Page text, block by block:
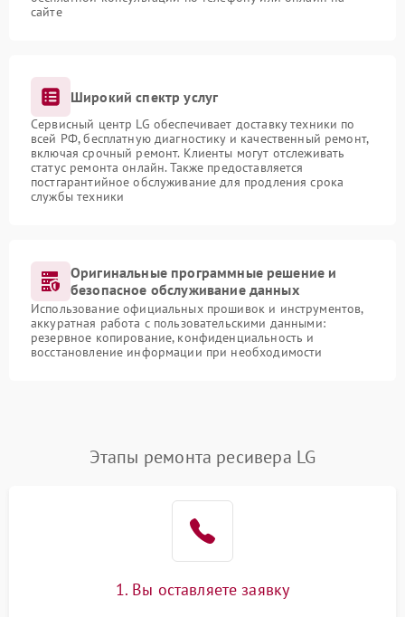
сайте
Широкий спектр услуг
Сервисный центр LG обеспечивает доставку техники по
всей РФ, бесплатную диагностику и качественный ремонт,
включая срочный ремонт. Клиенты могут отслеживать
статус ремонта онлайн. Также предоставляется
постгарантийное обслуживание для продления срока
службы техники
Оригинальные программные решение и
безопасное обслуживание данных
Использование официальных прошивок и инструментов,
аккуратная работа с пользовательскими данными:
резервное копирование, конфиденциальность и
восстановление информации при необходимости
Этапы ремонта ресивера LG
1. Вы оставляете заявку